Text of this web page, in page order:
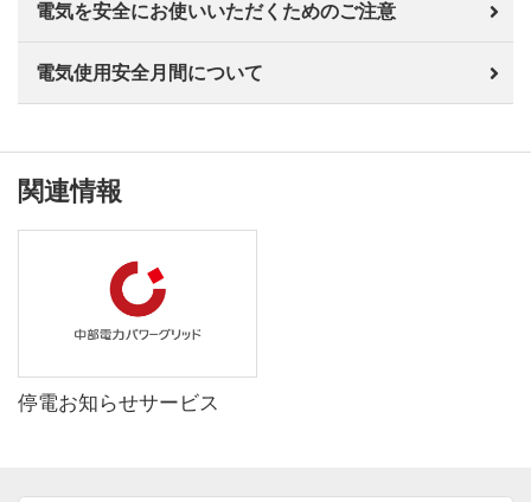
電気を安全にお使いいただくためのご注意
電気使用安全月間について
関連情報
停電お知らせサービス